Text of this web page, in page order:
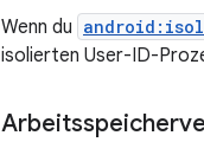
Wenn du
isolierten User-ID-